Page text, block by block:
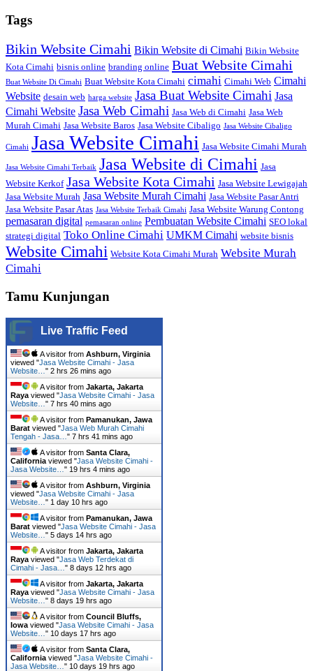
Tags
Bikin Website Cimahi Bikin Website di Cimahi Bikin Website
Kota Cimahi bisnis online branding online Buat Website Cimahi
Buat Website Di Cimahi Buat Website Kota Cimahi cimahi Cimahi Web Cimahi
Website desain web harga website Jasa Buat Website Cimahi Jasa
Cimahi Website Jasa Web Cimahi Jasa Web di Cimahi Jasa Web
Murah Cimahi Jasa Website Baros Jasa Website Cibaligo Jasa Website Cibaligo
Cimahi Jasa Website Cimahi Jasa Website Cimahi Murah
Jasa Website Cimahi Terbaik Jasa Website di Cimahi Jasa
Website Kerkof Jasa Website Kota Cimahi Jasa Website Lewigajah
Jasa Website Murah Jasa Website Murah Cimahi Jasa Website Pasar Antri
Jasa Website Pasar Atas Jasa Website Terbaik Cimahi Jasa Website Warung Contong
pemasaran digital pemasaran online Pembuatan Website Cimahi SEO lokal
strategi digital Toko Online Cimahi UMKM Cimahi website bisnis
Website Cimahi Website Kota Cimahi Murah Website Murah
Cimahi
Tamu Kunjungan
Live Traffic Feed
A visitor from Ashburn, Virginia
viewed "Jasa Website Cimahi - Jasa
Website… " 2 hrs 26 mins ago
A visitor from Jakarta, Jakarta
Raya viewed "Jasa Website Cimahi - Jasa
Website… " 7 hrs 40 mins ago
A visitor from Pamanukan, Jawa
Barat viewed "Jasa Web Murah Cimahi
Tengah - Jasa… " 7 hrs 41 mins ago
A visitor from Santa Clara,
California viewed "Jasa Website Cimahi -
Jasa Website… " 19 hrs 4 mins ago
A visitor from Ashburn, Virginia
viewed "Jasa Website Cimahi - Jasa
Website… " 1 day 10 hrs ago
A visitor from Pamanukan, Jawa
Barat viewed "Jasa Website Cimahi - Jasa
Website… " 5 days 14 hrs ago
A visitor from Jakarta, Jakarta
Raya viewed "Jasa Web Terdekat di
Cimahi - Jasa… " 8 days 12 hrs ago
A visitor from Jakarta, Jakarta
Raya viewed "Jasa Website Cimahi - Jasa
Website… " 8 days 19 hrs ago
A visitor from Council Bluffs,
Iowa viewed "Jasa Website Cimahi - Jasa
Website… " 10 days 17 hrs ago
A visitor from Santa Clara,
California viewed "Jasa Website Cimahi -
Jasa Website… " 10 days 19 hrs ago